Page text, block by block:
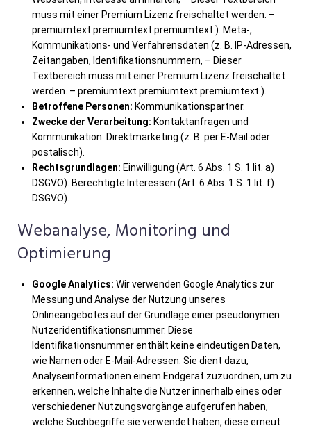
muss mit einer Premium Lizenz freischaltet werden. –
premiumtext premiumtext premiumtext ). Meta-,
Kommunikations- und Verfahrensdaten (z. B. IP-Adressen,
Zeitangaben, Identifikationsnummern, – Dieser
Textbereich muss mit einer Premium Lizenz freischaltet
werden. – premiumtext premiumtext premiumtext ).
Betroffene Personen: Kommunikationspartner.
Zwecke der Verarbeitung: Kontaktanfragen und
Kommunikation. Direktmarketing (z. B. per E-Mail oder
postalisch).
Rechtsgrundlagen: Einwilligung (Art. 6 Abs. 1 S. 1 lit. a)
DSGVO). Berechtigte Interessen (Art. 6 Abs. 1 S. 1 lit. f)
DSGVO).
Webanalyse, Monitoring und
Optimierung
Google Analytics: Wir verwenden Google Analytics zur
Messung und Analyse der Nutzung unseres
Onlineangebotes auf der Grundlage einer pseudonymen
Nutzeridentifikationsnummer. Diese
Identifikationsnummer enthält keine eindeutigen Daten,
wie Namen oder E-Mail-Adressen. Sie dient dazu,
Analyseinformationen einem Endgerät zuzuordnen, um zu
erkennen, welche Inhalte die Nutzer innerhalb eines oder
verschiedener Nutzungsvorgänge aufgerufen haben,
welche Suchbegriffe sie verwendet haben, diese erneut